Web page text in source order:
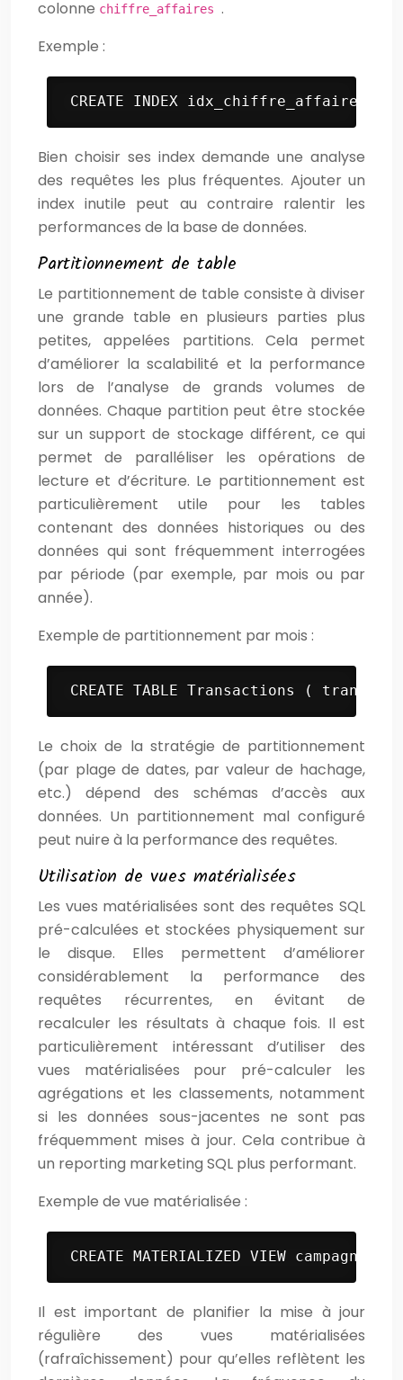
colonne chiffre_affaires .
Exemple :
CREATE INDEX idx_chiffre_affaires
Bien choisir ses index demande une analyse
des requêtes les plus fréquentes. Ajouter un
index inutile peut au contraire ralentir les
performances de la base de données.
Partitionnement de table
Le partitionnement de table consiste à diviser
une grande table en plusieurs parties plus
petites, appelées partitions. Cela permet
d’améliorer la scalabilité et la performance
lors de l’analyse de grands volumes de
données. Chaque partition peut être stockée
sur un support de stockage différent, ce qui
permet de paralléliser les opérations de
lecture et d’écriture. Le partitionnement est
particulièrement utile pour les tables
contenant des données historiques ou des
données qui sont fréquemment interrogées
par période (par exemple, par mois ou par
année).
Exemple de partitionnement par mois :
CREATE TABLE Transactions (
Le choix de la stratégie de partitionnement
(par plage de dates, par valeur de hachage,
etc.) dépend des schémas d’accès aux
données. Un partitionnement mal configuré
peut nuire à la performance des requêtes.
Utilisation de vues matérialisées
Les vues matérialisées sont des requêtes SQL
pré-calculées et stockées physiquement sur
le disque. Elles permettent d’améliorer
considérablement la performance des
requêtes récurrentes, en évitant de
recalculer les résultats à chaque fois. Il est
particulièrement intéressant d’utiliser des
vues matérialisées pour pré-calculer les
agrégations et les classements, notamment
si les données sous-jacentes ne sont pas
fréquemment mises à jour. Cela contribue à
un reporting marketing SQL plus performant.
Exemple de vue matérialisée :
CREATE MATERIALIZED VIEW
Il est important de planifier la mise à jour
régulière des vues matérialisées
(rafraîchissement) pour qu’elles reflètent les